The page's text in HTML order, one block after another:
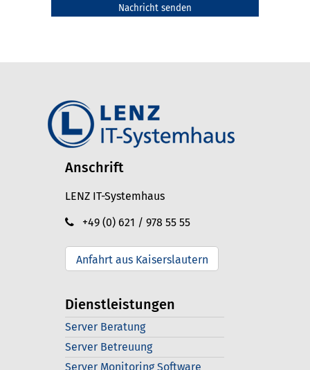
Anschrift
LENZ IT-Systemhaus
+49 (0) 621 / 978 55 55
Anfahrt aus Kaiserslautern
Dienstleistungen
Server Beratung
Server Betreuung
Server Monitoring Software